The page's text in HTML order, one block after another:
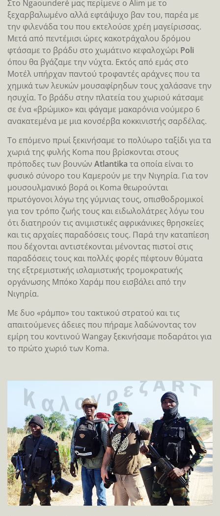
Στο Ngaounderé μας περίμενε ο Αlim με το
ξεχαρβαλωμένο αλλά εφτάψυχο βαν του, παρέα με
την φιλενάδα του που εκτελούσε χρέη μαγείρισσας.
Μετά από πεντέμισι ώρες κακοτράχαλου δρόμου
φτάσαμε το βράδυ στο χωμάτινο κεφαλοχώρι Poli
όπου θα βγάζαμε την νύχτα. Εκτός από εμάς στο
Μοτέλ υπήρχαν παντού τροφαντές αράχνες που τα
χημικά των λευκών μουσαφίρηδων τους χαλάσανε την
ησυχία. Το βράδυ στην πλατεία του χωριού κάτσαμε
σε ένα «βρώμικο» και φάγαμε μακαρόνια νούμερο 6
ανακατεμένα με μια κονσέρβα κοκκινιστής σαρδέλας.
Το επόμενο πρωί ξεκινήσαμε το πολύωρο ταξίδι για τα
χωριά της φυλής Koma που βρίσκονται στους
πρόποδες των βουνών Atlantika τα οποία είναι το
φυσικό σύνορο του Καμερούν με την Νιγηρία. Για τον
μουσουλμανικό βορά οι Koma θεωρούνται
πρωτόγονοι λόγω της γύμνιας τους, οπισθοδρομικοί
για τον τρόπο ζωής τους και ειδωλολάτρες λόγω του
ότι διατηρούν τις ανιμιστικές αφρικάνικες θρησκείες
και τις αρχαίες παραδόσεις τους. Παρά την καταπίεση
που δέχονται αντιστέκονται μένοντας πιστοί στις
παραδόσεις τους και πολλές φορές πέφτουν θύματα
της εξτρεμιστικής ισλαμιστικής τρομοκρατικής
οργάνωσης Μπόκο Χαράμ που εισβάλει από την
Νιγηρία.
Με δυο «ράμπο» του τακτικού στρατού και τις
απαιτούμενες άδειες που πήραμε λαδώνοντας τον
εμίρη του κοντινού Wangay ξεκινήσαμε ποδαράτοι για
το πρώτο χωριό των Koma.